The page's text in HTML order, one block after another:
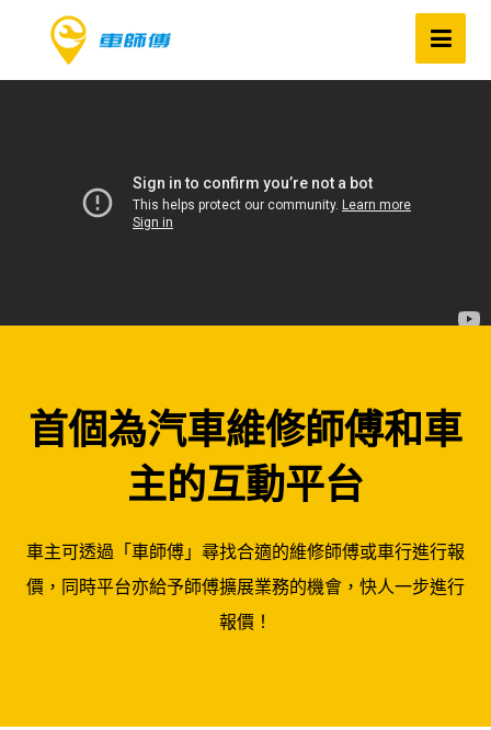
首個為汽車維修師傅和車
主的互動平台
車主可透過「車師傅」尋找合適的維修師傅或車行進行報
價，同時平台亦給予師傅擴展業務的機會，快人一步進行
報價！